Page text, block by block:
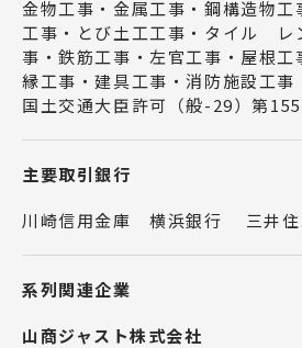
金物工事・金属工事・鋼構造物
工事・とび土工工事・タイル
事・鉄筋工事・左官工事・屋根
縁工事・建具工事・消防施設工事
国土交通大臣許可（般-29）第
主要取引銀行
川崎信用金庫 横浜銀行 三井
系列関連企業
山商ジャスト株式会社